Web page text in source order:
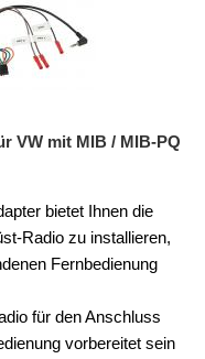
VW mit MIB / MIB-PQ
bietet Ihnen die
Radio zu installieren,
Fernbedienung
für den Anschluss
vorbereitet sein